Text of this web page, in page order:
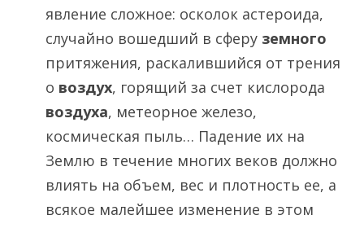
явление сложное: осколок астероида,
случайно вошедший в сферу земного
притяжения, раскалившийся от трения
о воздух, горящий за счет кислорода
воздуха, метеорное железо,
космическая пыль… Падение их на
Землю в течение многих веков должно
влиять на объем, вес и плотность ее, а
всякое малейшее изменение в этом